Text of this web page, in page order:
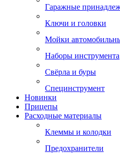
Гаражные
Ключи и головки
Мойки
Наборы инструмента
Свёрла и буры
Специнструмент
Новинки
Прицепы
Расходные материалы
Клеммы и колодки
Предохранители